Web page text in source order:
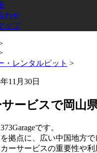
わせ
ップ
・レンタルピット >
11月30日
ービスで岡山
です。
拠点に、広い中国地方
ーサービスの重要性や